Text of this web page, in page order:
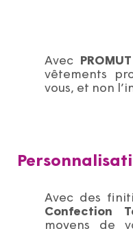
Avec
vêtements
vous, et non
Avec des
Confection
moyens de